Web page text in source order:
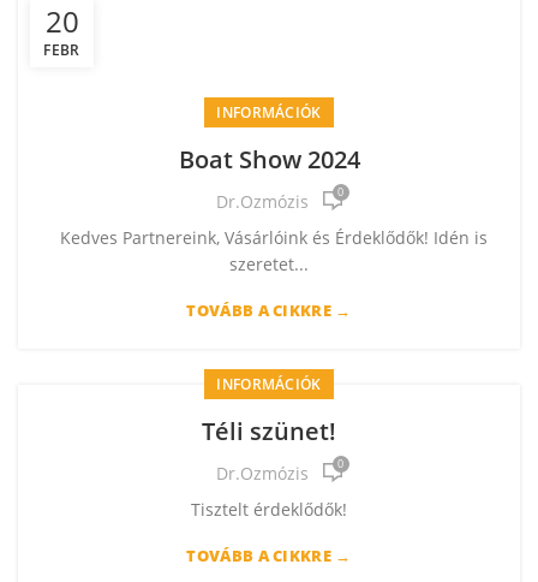
20
FEBR
INFORMÁCIÓK
Boat Show 2024
Dr.Ozmózis 0
Kedves Partnereink, Vásárlóink és Érdeklődők! Idén is
szeretet...
TOVÁBB A CIKKRE →
INFORMÁCIÓK
Téli szünet!
Dr.Ozmózis 0
Tisztelt érdeklődők!
TOVÁBB A CIKKRE →